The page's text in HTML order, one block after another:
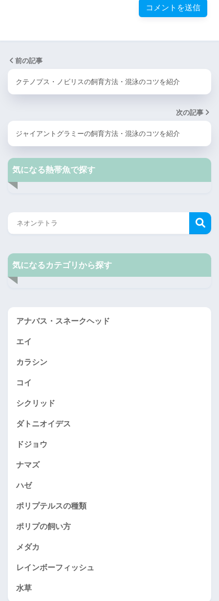
前の記事
クテノプス・ノビリスの飼育方法・混泳のコツを紹介
次の記事
ジャイアントグラミーの飼育方法・混泳のコツを紹介
気になる熱帯魚で探す
気になるカテゴリから探す
アナバス・スネークヘッド
エイ
カラシン
コイ
シクリッド
ダトニオイデス
ドジョウ
ナマズ
ハゼ
ポリプテルスの種類
ポリプの飼い方
メダカ
レインボーフィッシュ
水草